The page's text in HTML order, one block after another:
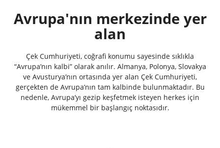
Avrupa'nın merkezinde yer
alan
Çek Cumhuriyeti, coğrafi konumu sayesinde sıklıkla
“Avrupa’nın kalbi” olarak anılır. Almanya, Polonya, Slovakya
ve Avusturya’nın ortasında yer alan Çek Cumhuriyeti,
gerçekten de Avrupa’nın tam kalbinde bulunmaktadır. Bu
nedenle, Avrupa’yı gezip keşfetmek isteyen herkes için
mükemmel bir başlangıç noktasıdır.